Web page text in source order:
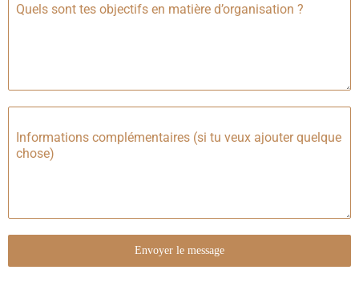
Quels sont tes objectifs en matière d’organisation ?
Informations complémentaires (si tu veux ajouter quelque
chose)
Envoyer le message